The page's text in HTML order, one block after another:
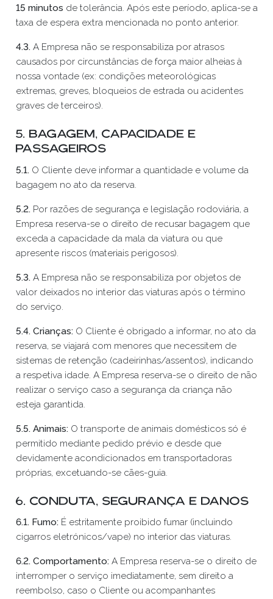
15 minutos de tolerância. Após este período, aplica-se a
taxa de espera extra mencionada no ponto anterior.
4.3. A Empresa não se responsabiliza por atrasos
causados por circunstâncias de força maior alheias à
nossa vontade (ex: condições meteorológicas
extremas, greves, bloqueios de estrada ou acidentes
graves de terceiros).
5. Bagagem, Capacidade e
Passageiros
5.1. O Cliente deve informar a quantidade e volume da
bagagem no ato da reserva.
5.2. Por razões de segurança e legislação rodoviária, a
Empresa reserva-se o direito de recusar bagagem que
exceda a capacidade da mala da viatura ou que
apresente riscos (materiais perigosos).
5.3. A Empresa não se responsabiliza por objetos de
valor deixados no interior das viaturas após o término
do serviço.
5.4. Crianças: O Cliente é obrigado a informar, no ato da
reserva, se viajará com menores que necessitem de
sistemas de retenção (cadeirinhas/assentos), indicando
a respetiva idade. A Empresa reserva-se o direito de não
realizar o serviço caso a segurança da criança não
esteja garantida.
5.5. Animais: O transporte de animais domésticos só é
permitido mediante pedido prévio e desde que
devidamente acondicionados em transportadoras
próprias, excetuando-se cães-guia.
6. Conduta, Segurança e Danos
6.1. Fumo: É estritamente proibido fumar (incluindo
cigarros eletrónicos/vape) no interior das viaturas.
6.2. Comportamento: A Empresa reserva-se o direito de
interromper o serviço imediatamente, sem direito a
reembolso, caso o Cliente ou acompanhantes